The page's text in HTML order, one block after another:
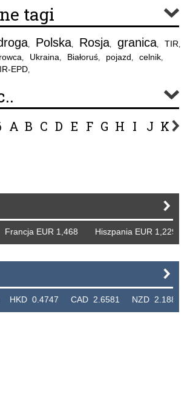
tagi
, Polska, Rosja, granica, TIR,
, Ukraina, Białoruś, pojazd, celnik,
EPD,
A B C D E F G H I J K L
EUR 1,468 Hiszpania EUR
0.4747 CAD 2.6581 NZD